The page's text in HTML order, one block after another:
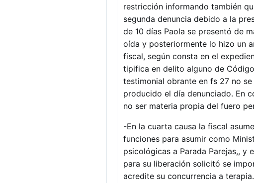
restricción informando también
segunda denuncia debido a la
de 10 días Paola se presentó de
oída y posteriormente lo hizo un
fiscal, según consta en el
tipifica en delito alguno de
testimonial obrante en fs 27 no
producido el día denunciado. En
no ser materia propia del fuero
-En la cuarta causa la fiscal
funciones para asumir como
psicológicas a Parada Parejas,,
para su liberación solicitó se
acredite su concurrencia a